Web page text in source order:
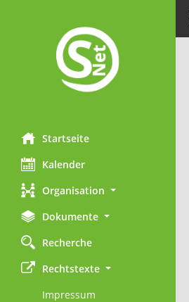
Startseite
Kalender
Organisation
Dokumente
Recherche
Rechtstexte
Impressum